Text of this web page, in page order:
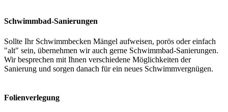
Schwimmbad-Sanierungen
Sollte Ihr Schwimmbecken Mängel aufweisen, porös oder einfach
"alt" sein, übernehmen wir auch gerne Schwimmbad-Sanierungen.
Wir besprechen mit Ihnen verschiedene Möglichkeiten der
Sanierung und sorgen danach für ein neues Schwimmvergnügen.
Folienverlegung